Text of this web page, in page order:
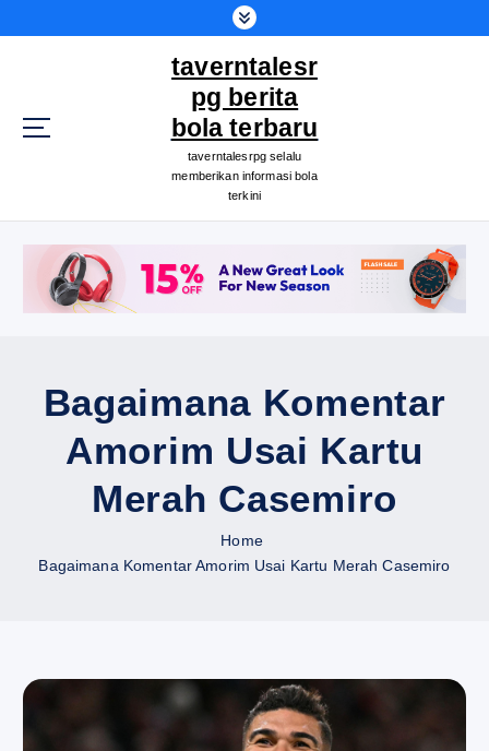
k
taverntalesr
pg berita
bola terbaru
taverntalesrpg selalu
memberikan informasi bola
terkini
Bagaimana Komentar
Amorim Usai Kartu
Merah Casemiro
Home
Bagaimana Komentar Amorim Usai Kartu Merah Casemiro